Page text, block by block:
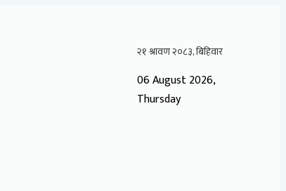
06 August 2026,
Thursday